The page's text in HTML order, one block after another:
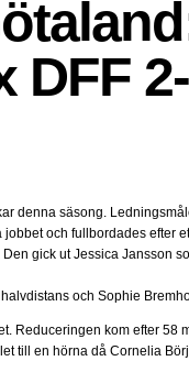
DFF
denna säsong.
och fullbordades efter
gick ut Jessica Jansson
och Sophie
Reduceringen kom efter 58
till en hörna då Cornelia